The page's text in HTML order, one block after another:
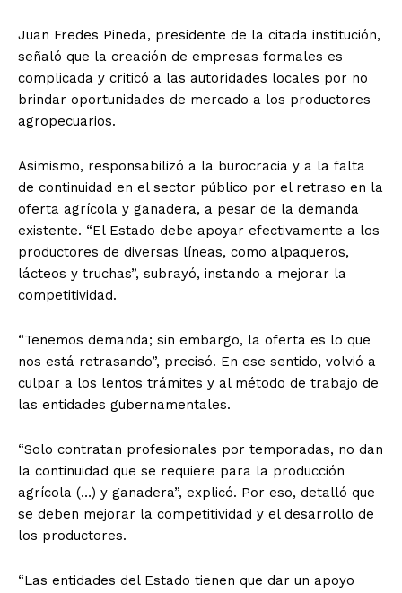
Juan Fredes Pineda, presidente de la citada institución,
señaló que la creación de empresas formales es
complicada y criticó a las autoridades locales por no
brindar oportunidades de mercado a los productores
agropecuarios.
Asimismo, responsabilizó a la burocracia y a la falta
de continuidad en el sector público por el retraso en la
oferta agrícola y ganadera, a pesar de la demanda
existente. “El Estado debe apoyar efectivamente a los
productores de diversas líneas, como alpaqueros,
lácteos y truchas”, subrayó, instando a mejorar la
competitividad.
“Tenemos demanda; sin embargo, la oferta es lo que
nos está retrasando”, precisó. En ese sentido, volvió a
culpar a los lentos trámites y al método de trabajo de
las entidades gubernamentales.
“Solo contratan profesionales por temporadas, no dan
la continuidad que se requiere para la producción
agrícola (…) y ganadera”, explicó. Por eso, detalló que
se deben mejorar la competitividad y el desarrollo de
los productores.
“Las entidades del Estado tienen que dar un apoyo